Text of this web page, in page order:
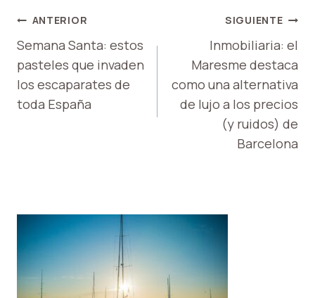
NAVEGACIÓN
DE
ENTRADAS
ANTERIOR
Semana Santa: estos
pasteles que invaden
los escaparates de
toda España
SIGUIENTE
Inmobiliaria: el
Maresme destaca
como una alternativa
de lujo a los precios
(y ruidos) de
Barcelona